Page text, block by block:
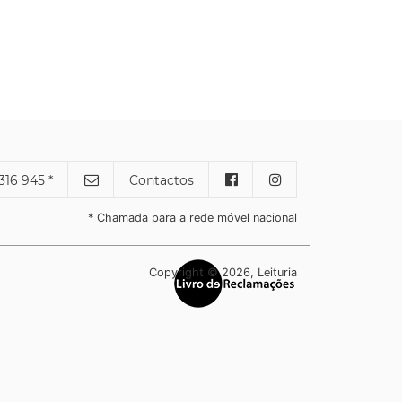
945 * Contactos
* Chamada para a rede móvel nacional
Copyright © 2026, Leituria